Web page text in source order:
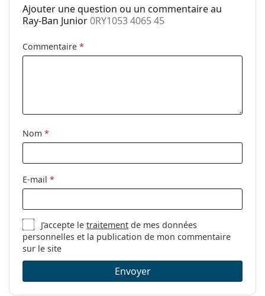
Ceci est un dispositif médical. Lisez le mode d'emploi
avant l'utilisation.
nez ajustables:
ressort:
nettoyage:
Autres
Catégorie:
Marque:
Code:
Ajouter une question ou un commentaire au
Ray-Ban Junior0RY1053 4065 45
Commentaire *
Nom *
E-mail *
J’accepte letraitement de mes données
personnelles et la publication de mon commentaire
sur le site
Envoyer